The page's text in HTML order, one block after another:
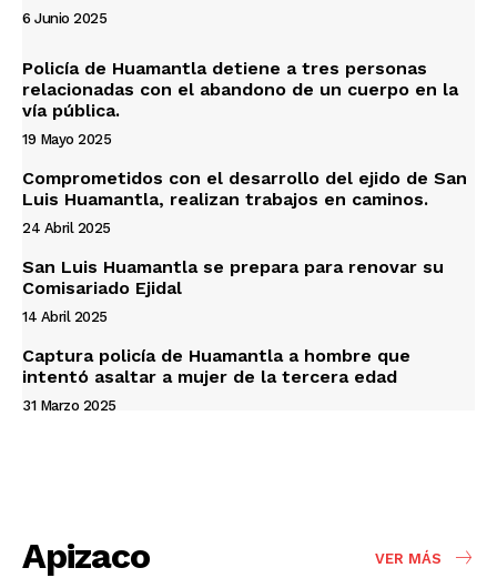
6 Junio 2025
Policía de Huamantla detiene a tres personas
relacionadas con el abandono de un cuerpo en la
vía pública.
19 Mayo 2025
Comprometidos con el desarrollo del ejido de San
Luis Huamantla, realizan trabajos en caminos.
24 Abril 2025
San Luis Huamantla se prepara para renovar su
Comisariado Ejidal
14 Abril 2025
Captura policía de Huamantla a hombre que
intentó asaltar a mujer de la tercera edad
31 Marzo 2025
Apizaco VER MÁS